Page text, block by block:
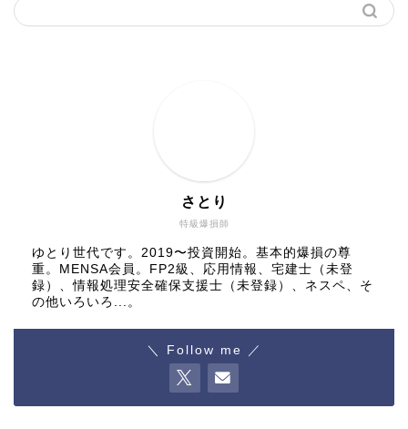
特級爆損師
さとり
ゆとり世代です。2019〜投資開始。基本的爆損の尊
重。MENSA会員。FP2級、応用情報、宅建士（未登
録）、情報処理安全確保支援士（未登録）、ネスペ、そ
の他いろいろ...。
＼ Follow me ／